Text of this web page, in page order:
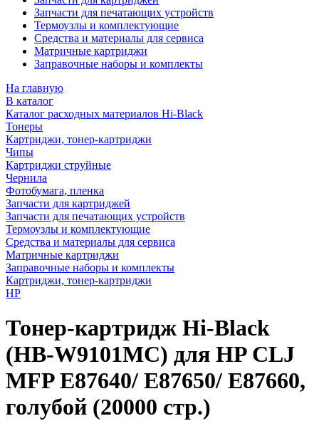
Запчасти для печатающих устройств
Термоузлы и комплектующие
Средства и материалы для сервиса
Матричные картриджи
Заправочные наборы и комплекты
На главную
В каталог
Каталог расходных материалов Hi-Black
Тонеры
Картриджи, тонер-картриджи
Чипы
Картриджи струйные
Чернила
Фотобумага, пленка
Запчасти для картриджей
Запчасти для печатающих устройств
Термоузлы и комплектующие
Средства и материалы для сервиса
Матричные картриджи
Заправочные наборы и комплекты
Картриджи, тонер-картриджи
HP
Тонер-картридж Hi-Black
(HB-W9101MC) для HP CLJ
MFP E87640/ E87650/ E87660,
голубой (20000 стр.)